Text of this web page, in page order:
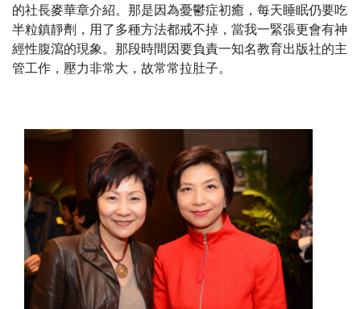
的社長麥華章介紹。那是因為憂鬱症初癒，每天睡眠仍要吃
半粒鎮靜劑，用了多種方法都戒不掉，當我一緊張更會有神
經性腹瀉的現象。那段時間因要負責一知名教育出版社的主
管工作，壓力非常大，故常常拉肚子。